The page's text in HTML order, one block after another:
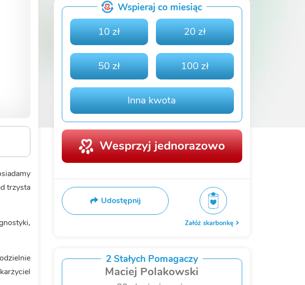
trzysta
Wspieraj co miesiąc
10 zł 20 zł
50 zł 100 zł
Inna kwota
Wesprzyj jednorazowo
Udostępnij
Załóż skarbonkę
2 Stałych Pomagaczy
Maciej Polakowski